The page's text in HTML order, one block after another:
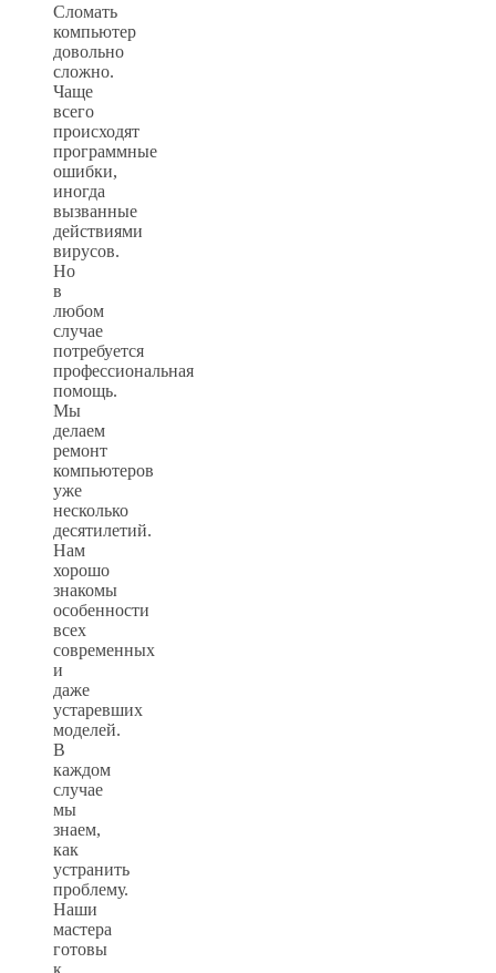
Сломать
компьютер
довольно
сложно.
Чаще
всего
происходят
программные
ошибки,
иногда
вызванные
действиями
вирусов.
Но
в
любом
случае
потребуется
профессиональная
помощь.
Мы
делаем
ремонт
компьютеров
уже
несколько
десятилетий.
Нам
хорошо
знакомы
особенности
всех
современных
и
даже
устаревших
моделей.
В
каждом
случае
мы
знаем,
как
устранить
проблему.
Наши
мастера
готовы
к